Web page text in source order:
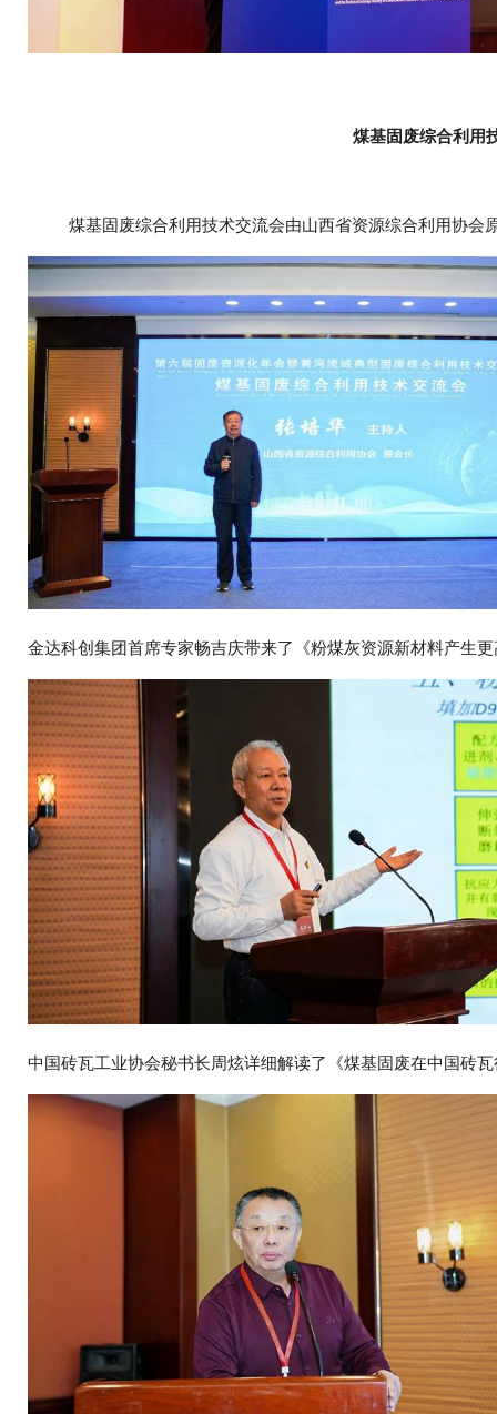
煤基固废综合利用
煤基固废综合利用技术交流会由山西省资源综合利用协会
金达科创集团首席专家畅吉庆带来了《粉煤灰资源新材料产生
中国砖瓦工业协会秘书长周炫详细解读了《煤基固废在中国砖